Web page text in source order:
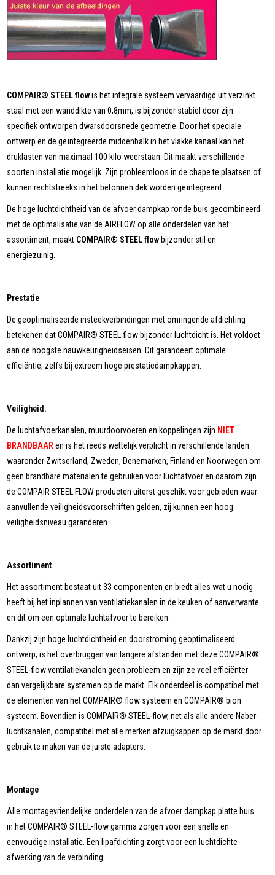
COMPAIR® STEEL flowis het integrale systeem vervaardigd uit verzinkt
staal met een wanddikte van 0,8mm, is bijzonder stabiel door zijn
specifiek ontworpen dwarsdoorsnede geometrie. Door het speciale
ontwerp en de geïntegreerde middenbalk in het vlakke kanaal kan het
druklasten van maximaal 100 kilo weerstaan. Dit maakt verschillende
soorten installatie mogelijk. Zijn probleemloos in de chape te plaatsen of
kunnen rechtstreeks in het betonnen dek worden geïntegreerd.
De hoge luchtdichtheid van de afvoer dampkap ronde buis gecombineerd
met de optimalisatie van de AIRFLOW op alle onderdelen van het
assortiment, maakt COMPAIR® STEEL flow bijzonder stil en
energiezuinig.
Prestatie
De geoptimaliseerde insteekverbindingen met omringende afdichting
betekenen dat COMPAIR® STEEL flow bijzonder luchtdicht is. Het voldoet
aan de hoogste nauwkeurigheidseisen. Dit garandeert optimale
efficiëntie, zelfs bij extreem hoge prestatiedampkappen.
Veiligheid.
De luchtafvoerkanalen, muurdoorvoeren en koppelingen zijn NIET
BRANDBAARen is het reeds wettelijk verplicht in verschillende landen
waaronder Zwitserland, Zweden, Denemarken, Finland en Noorwegen om
geen brandbare materialen te gebruiken voor luchtafvoer en daarom zijn
de COMPAIR STEEL FLOW producten uiterst geschikt voor gebieden waar
aanvullende veiligheidsvoorschriften gelden, zij kunnen een hoog
veiligheidsniveau garanderen.
Assortiment
Het assortiment bestaat uit 33 componenten en biedt alles wat u nodig
heeft bij het inplannen van ventilatiekanalen in de keuken of aanverwante
en dit om een optimale luchtafvoer te bereiken.
Dankzij zijn hoge luchtdichtheid en doorstroming geoptimaliseerd
ontwerp, is het overbruggen van langere afstanden met deze COMPAIR®
STEEL-flow ventilatiekanalen geen probleem en zijn ze veel efficiënter
dan vergelijkbare systemen op de markt. Elk onderdeel is compatibel met
de elementen van het COMPAIR® flow systeem en COMPAIR® bion
systeem. Bovendien is COMPAIR® STEEL-flow, net als alle andere Naber-
luchtkanalen, compatibel met alle merken afzuigkappen op de markt door
gebruik te maken van de juiste adapters.
Montage
Alle montagevriendelijke onderdelen van de afvoer dampkap platte buis
in het COMPAIR® STEEL-flow gamma zorgen voor een snelle en
eenvoudige installatie. Een lipafdichting zorgt voor een luchtdichte
afwerking van de verbinding.